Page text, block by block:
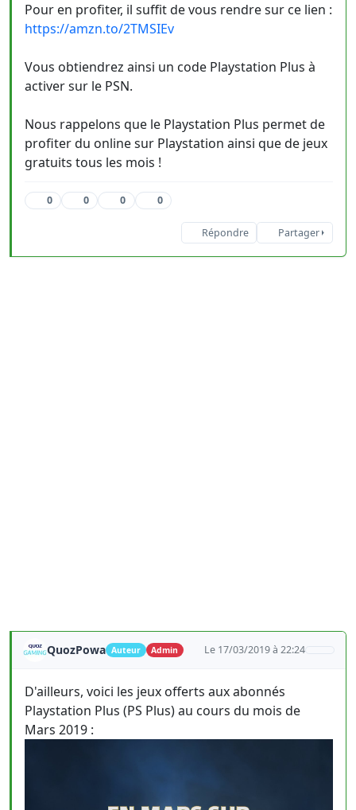
Pour en profiter, il suffit de vous rendre sur ce lien :
https://amzn.to/2TMSIEv
Vous obtiendrez ainsi un code Playstation Plus à
activer sur le PSN.
Nous rappelons que le Playstation Plus permet de
profiter du online sur Playstation ainsi que de jeux
gratuits tous les mois !
0 0 0 0
Répondre Partager
QuozPowa Auteur Admin Le 17/03/2019 à 22:24
D'ailleurs, voici les jeux offerts aux abonnés
Playstation Plus (PS Plus) au cours du mois de
Mars 2019 :